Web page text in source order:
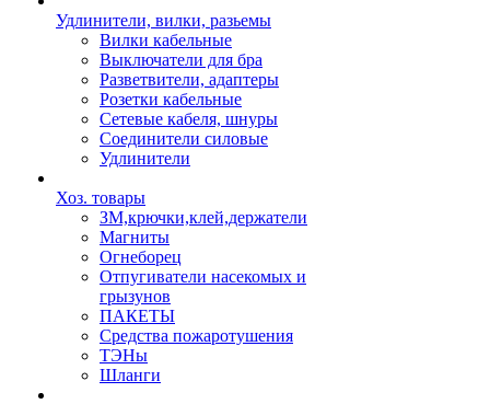
Удлинители, вилки, разьемы
Вилки кабельные
Выключатели для бра
Разветвители, адаптеры
Розетки кабельные
Сетевые кабеля, шнуры
Соединители силовые
Удлинители
Хоз. товары
ЗМ,крючки,клей,держатели
Магниты
Огнеборец
Отпугиватели насекомых и
грызунов
ПАКЕТЫ
Средства пожаротушения
ТЭНы
Шланги